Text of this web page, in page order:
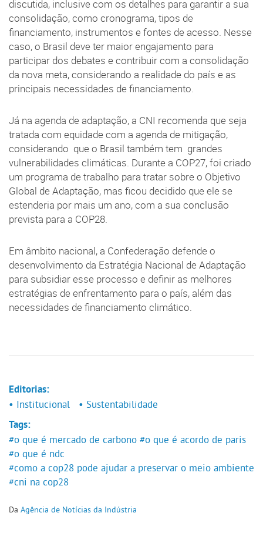
discutida, inclusive com os detalhes para garantir a sua
consolidação, como cronograma, tipos de
financiamento, instrumentos e fontes de acesso. Nesse
caso, o Brasil deve ter maior engajamento para
participar dos debates e contribuir com a consolidação
da nova meta, considerando a realidade do país e as
principais necessidades de financiamento.
Já na agenda de adaptação, a CNI recomenda que seja
tratada com equidade com a agenda de mitigação,
considerando que o Brasil também tem grandes
vulnerabilidades climáticas. Durante a COP27, foi criado
um programa de trabalho para tratar sobre o Objetivo
Global de Adaptação, mas ficou decidido que ele se
estenderia por mais um ano, com a sua conclusão
prevista para a COP28.
Em âmbito nacional, a Confederação defende o
desenvolvimento da Estratégia Nacional de Adaptação
para subsidiar esse processo e definir as melhores
estratégias de enfrentamento para o país, além das
necessidades de financiamento climático.
Editorias:
• Institucional
• Sustentabilidade
Tags:
#o que é mercado de carbono #o que é acordo de paris
#o que é ndc
#como a cop28 pode ajudar a preservar o meio ambiente
#cni na cop28
Da Agência de Notícias da Indústria